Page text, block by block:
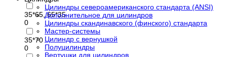
35*65, 65*35
0
35*70
0
Цилиндры североамериканского стандарта (ANSI)
Дополнительное для цилиндров
Цилиндры скандинавского (финского) стандарта
Мастер-системы
Цилиндр с вернушкой
Полуцилиндры
Вертушки для цилиндров